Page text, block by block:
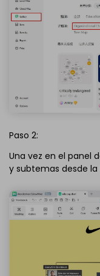
Paso 2:
Una vez en el panel
y subtemas desde la